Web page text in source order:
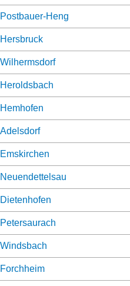
Postbauer-Heng
Hersbruck
Wilhermsdorf
Heroldsbach
Hemhofen
Adelsdorf
Emskirchen
Neuendettelsau
Dietenhofen
Petersaurach
Windsbach
Forchheim